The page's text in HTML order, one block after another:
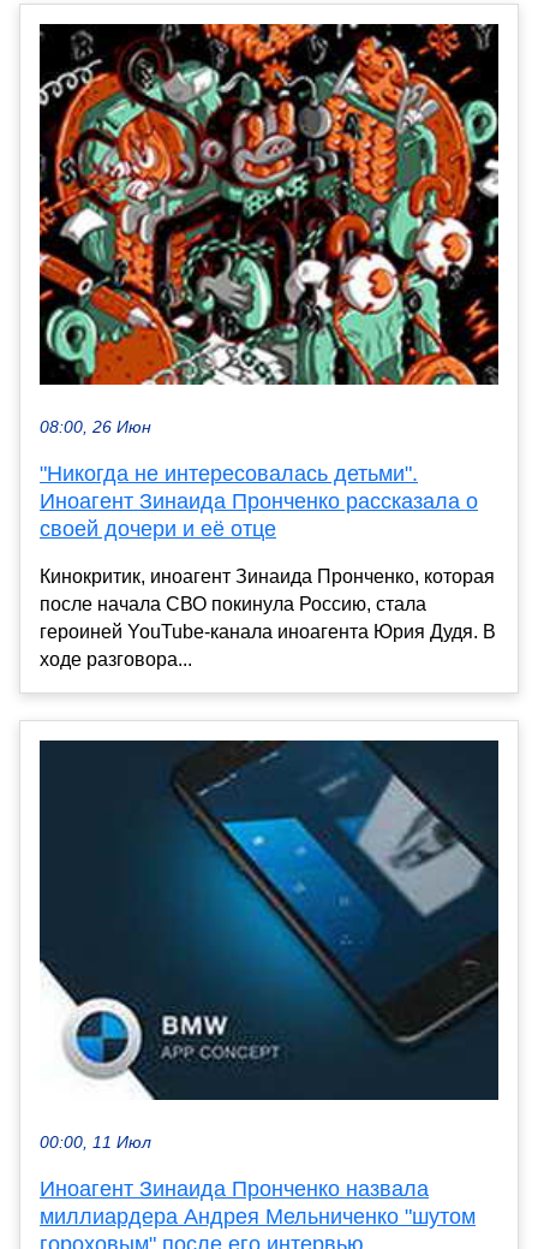
08:00, 26 Июн
"Никогда не интересовалась детьми".
Иноагент Зинаида Пронченко рассказала о
своей дочери и её отце
Кинокритик, иноагент Зинаида Пронченко, которая
после начала СВО покинула Россию, стала
героиней YouTube-канала иноагента Юрия Дудя. В
ходе разговора...
00:00, 11 Июл
Иноагент Зинаида Пронченко назвала
миллиардера Андрея Мельниченко "шутом